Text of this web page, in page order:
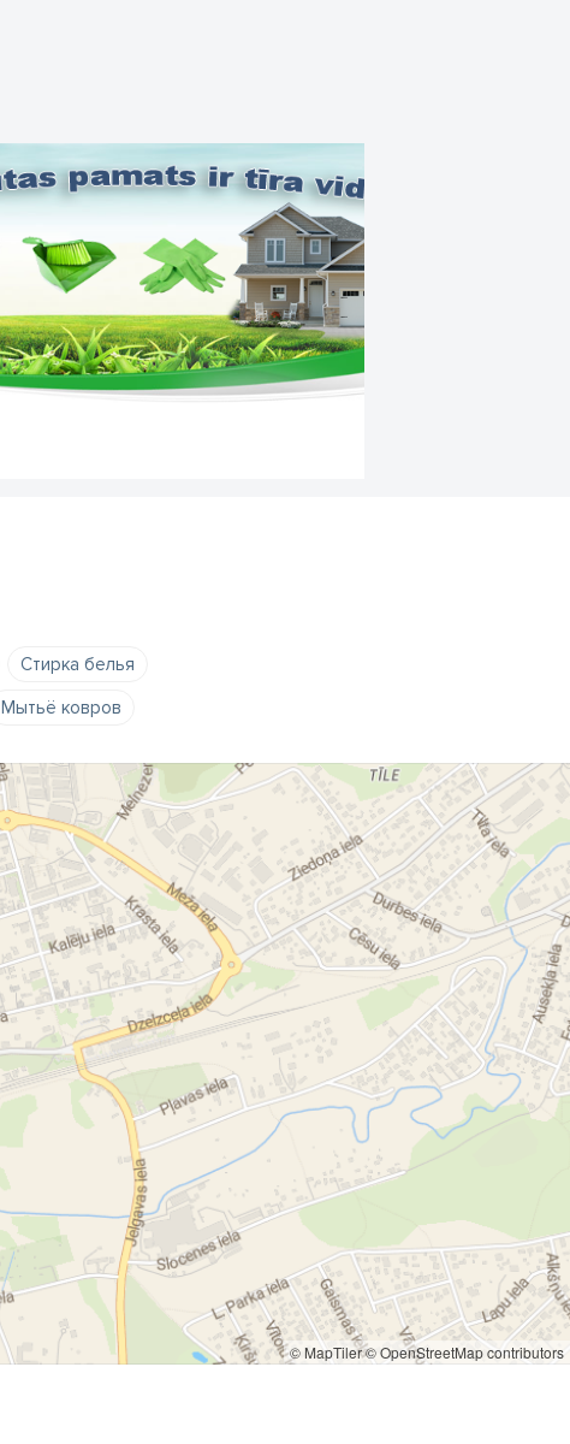
Стирка белья
Мытьё ковров
© MapTiler© OpenStreetMap contributors